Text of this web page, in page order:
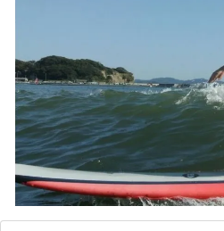
この記事は箱根 芦ノ湖